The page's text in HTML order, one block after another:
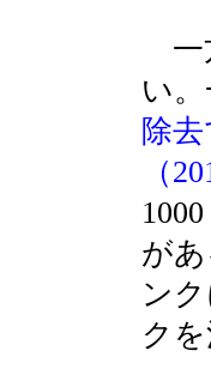
一
い
除
（
が
ン
ク